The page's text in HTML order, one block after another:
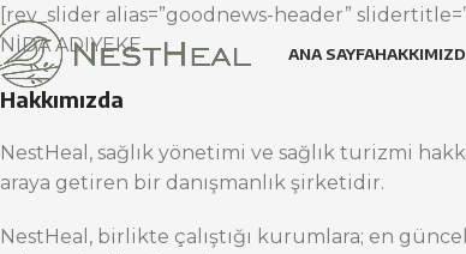
ANA SAYFA
[rev_slider alias=”goodnews-header”
NİDA ADIYEKE
Hakkımızda
NestHeal, sağlık yönetimi ve sağlık turizmi
araya getiren bir danışmanlık şirketidir.
NestHeal, birlikte çalıştığı kurumlara; en